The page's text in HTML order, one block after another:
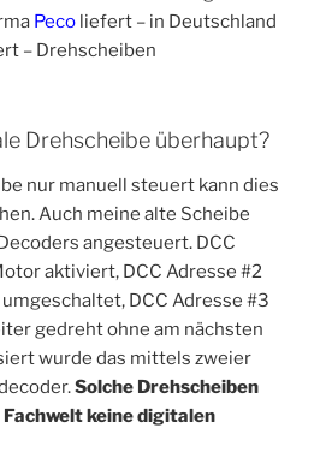
Peco liefert – in Deutschland
– Drehscheiben
Drehscheibe überhaupt?
nur manuell steuert kann dies
Auch meine alte Scheibe
angesteuert. DCC
aktiviert, DCC Adresse #2
DCC Adresse #3
gedreht ohne am nächsten
wurde das mittels zweier
Solche Drehscheiben
keine digitalen